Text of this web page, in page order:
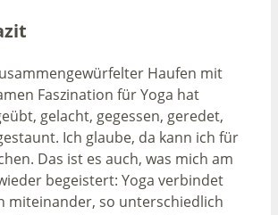
Haufen mit
Faszination für Yoga hat
gelacht, gegessen, geredet,
Ich glaube, da kann ich für
Das ist es auch, was mich am
begeistert: Yoga verbindet
miteinander, so unterschiedlich